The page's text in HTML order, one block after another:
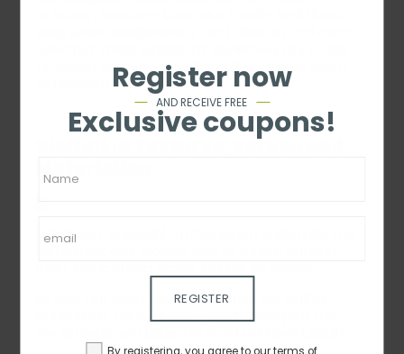
Register now
AND RECEIVE FREE
Exclusive coupons!
REGISTER
By registering, you agree to our terms of
Problem des Verschiebens des Tellers beim
Schneiden von Speisen.
Vielfalt in Texturen, Farben und
Materialien
Mit dieser Auswahl an Optionen finden Sie mit
Es gibt auf dem Markt Keramik, Porzellan,
Kunststoff, Glas, Häkeln,MDF-Sousplat mit